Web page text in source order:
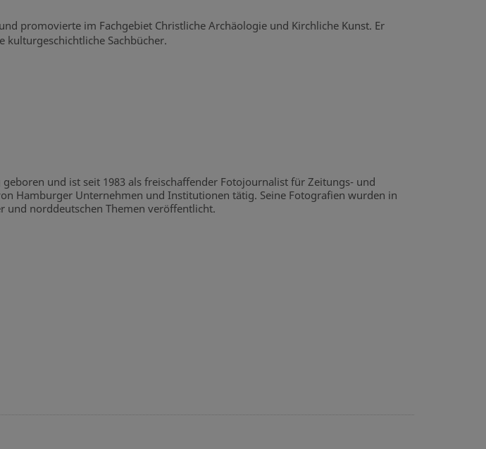
promovierte im Fachgebiet Christliche Archäologie und Kirchliche Kunst. Er
Sachbücher.
und ist seit 1983 als freischaffender Fotojournalist für Zeitungs- und
Hamburger Unternehmen und Institutionen tätig. Seine Fotografien wurden in
und norddeutschen Themen veröffentlicht.